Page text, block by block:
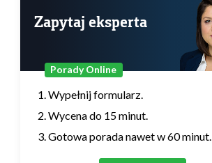
Zapytaj eksperta
Porady Online
Wypełnij formularz.
Wycena do 15 minut.
Gotowa porada nawet w 60 minut.